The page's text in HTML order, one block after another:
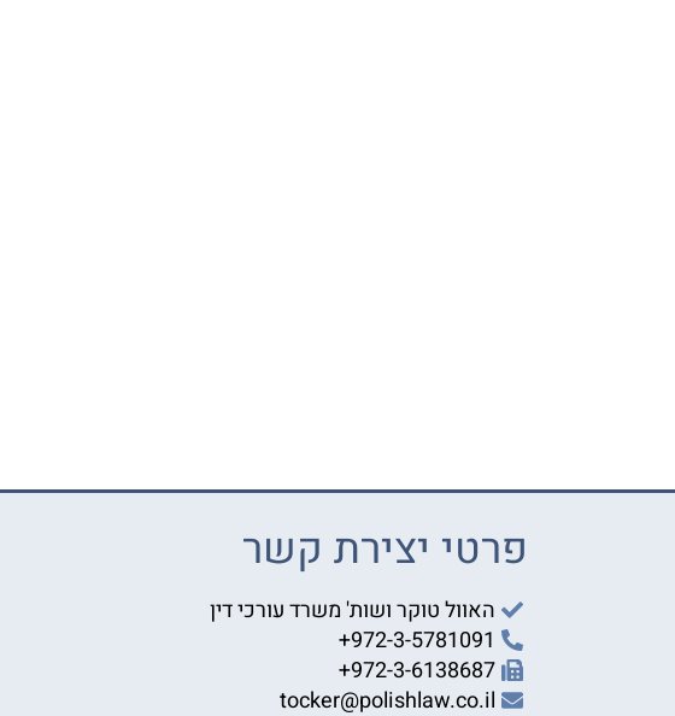
פרטי יצירת קשר
האוול טוקר ושות' משרד עורכי דין
972-3-5781091+
972-3-6138687+
tocker@polishlaw.co.il